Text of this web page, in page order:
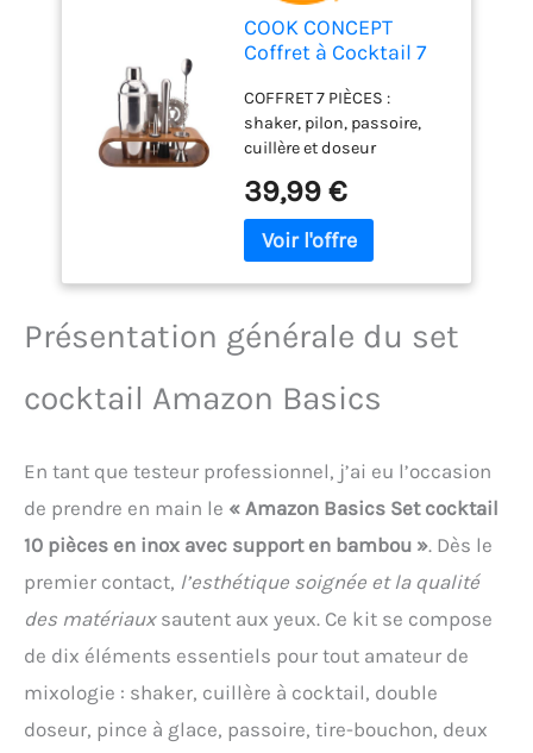
COOK CONCEPT
Coffret à Cocktail 7
Bambou Argent
COFFRET 7 PIÈCES :
shaker, pilon, passoire,
cuillère et doseur
mixologie. Devenez
barman chez vous INOX
DURABLE : ses ustensiles
rouillent pas. Un matériel
fiable pour de longues
: son socle en bambou
pratique que décoratif
IDÉE CADEAU : cet
les amateurs de cocktails.
Parfait à offrir pour toutes
les occasions MOMENTS
CONVIVIAUX : idéal pour
préparer mojitos,
margaritas et créations
maison. L'allié de vos
apéritifs réussis
39,99 €
Présentation générale du set
cocktail Amazon Basics
En tant que testeur professionnel, j’ai eu l’occasion
de prendre en main le « Amazon Basics Set cocktail
10 pièces en inox avec support en bambou ». Dès le
premier contact, l’esthétique soignée et la qualité
des matériauxsautent aux yeux. Ce kit se compose
de dix éléments essentiels pour tout amateur de
mixologie : shaker, cuillère à cocktail, double
doseur, pince à glace, passoire, tire-bouchon, deux